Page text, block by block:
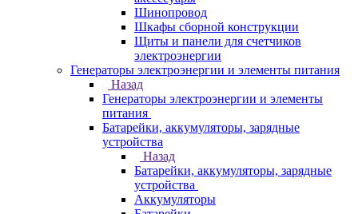
Шинопровод
Шкафы сборной конструкции
Щиты и панели для счетчиков
электроэнергии
Генераторы электроэнергии и элементы питания
Назад
Генераторы электроэнергии и элементы
питания
Батарейки, аккумуляторы, зарядные
устройства
Назад
Батарейки, аккумуляторы, зарядные
устройства
Аккумуляторы